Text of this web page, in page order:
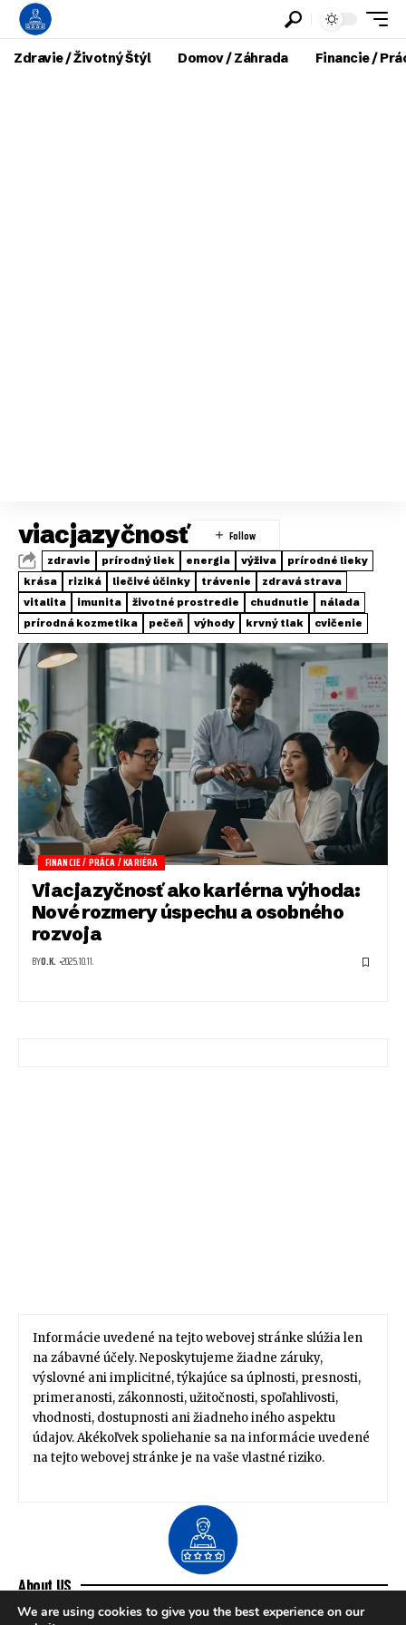
Zdravie / Životný Štýl Domov / Záhrada Financie /
viacjazyčnosť
zdravie prírodný liek energia výživa
prírodné lieky
krása
riziká liečivé účinky trávenie
zdravá strava
vitalita
imunita životné prostredie chudnutie
nálada
prírodná kozmetika
pečeň výhody krvný tlak cvičenie
FINANCIE / PRÁCA / KARIÉRA
Viacjazyčnosť ako kariérna výhoda:
Nové rozmery úspechu a osobného
rozvoja
BYO.K. 2025.10.11.
Informácie uvedené na tejto webovej stránke slúžia len
na zábavné účely. Neposkytujeme žiadne záruky,
výslovné ani implicitné, týkajúce sa úplnosti, presnosti,
primeranosti, zákonnosti, užitočnosti, spoľahlivosti,
vhodnosti, dostupnosti ani žiadneho iného aspektu
údajov. Akékoľvek spoliehanie sa na informácie uvedené
na tejto webovej stránke je na vaše vlastné riziko.
About US
Zdravie / Životný štýl
Domov / Záhrada
We are using cookies to give you the best experience on our